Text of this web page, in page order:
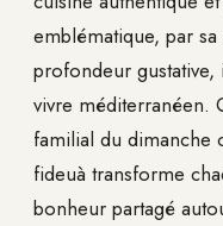
emblématique, par
profondeur gustative,
vivre méditerranéen.
familial du dimanche
fideuà transforme
bonheur partagé